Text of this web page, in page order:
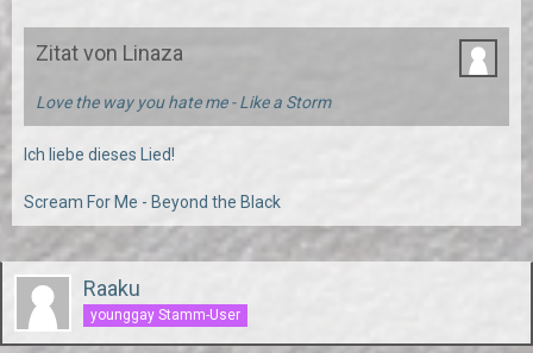
Zitat von Linaza
Love the way you hate me - Like a Storm
Ich liebe dieses Lied!
Scream For Me - Beyond the Black
Raaku
younggay Stamm-User